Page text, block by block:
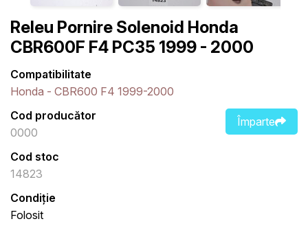
Releu Pornire Solenoid Honda
CBR600F F4 PC35 1999 - 2000
Compatibilitate
Honda - CBR600 F4 1999-2000
Împarte
Cod producător
0000
Cod stoc
14823
Condiție
Folosit